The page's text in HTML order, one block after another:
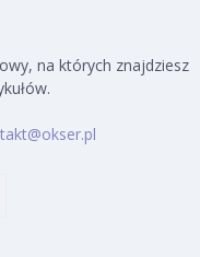
na których znajdziesz